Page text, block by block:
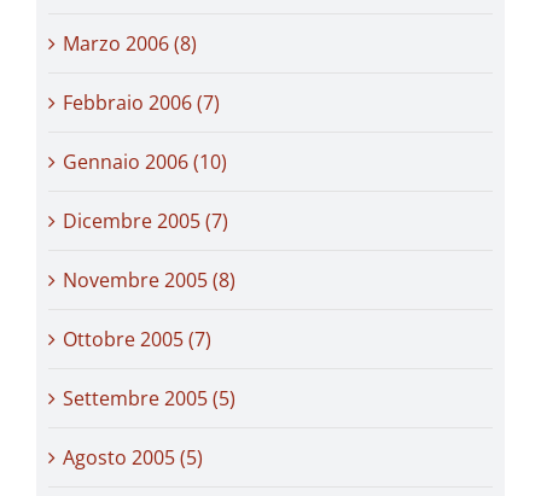
Marzo 2006 (8)
Febbraio 2006 (7)
Gennaio 2006 (10)
Dicembre 2005 (7)
Novembre 2005 (8)
Ottobre 2005 (7)
Settembre 2005 (5)
Agosto 2005 (5)